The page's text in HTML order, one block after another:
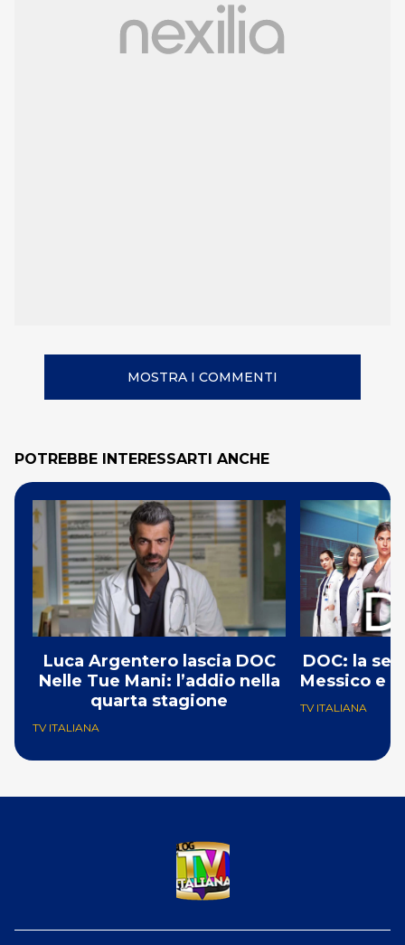
MOSTRA I COMMENTI
POTREBBE INTERESSARTI ANCHE
Luca Argentero lascia DOC
Nelle Tue Mani: l’addio nella
quarta stagione
TV ITALIANA
DOC: la
Messico e
TV ITALIANA